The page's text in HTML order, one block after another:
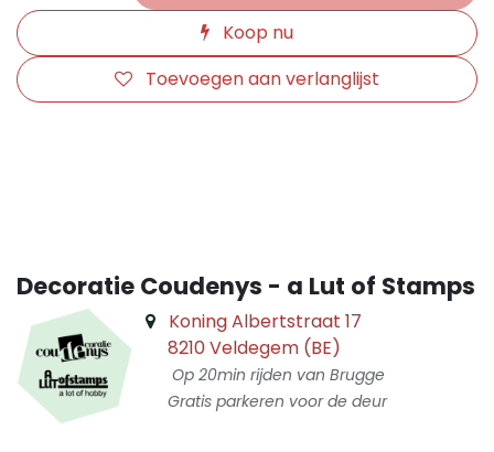
Koop nu
Toevoegen aan verlanglijst
Decoratie Coudenys - a Lut of Stamps
Koning Albertstraat 17
8210 Veldegem (BE)
Op 20min rijden van Brugge
Gratis parkeren voor de deur